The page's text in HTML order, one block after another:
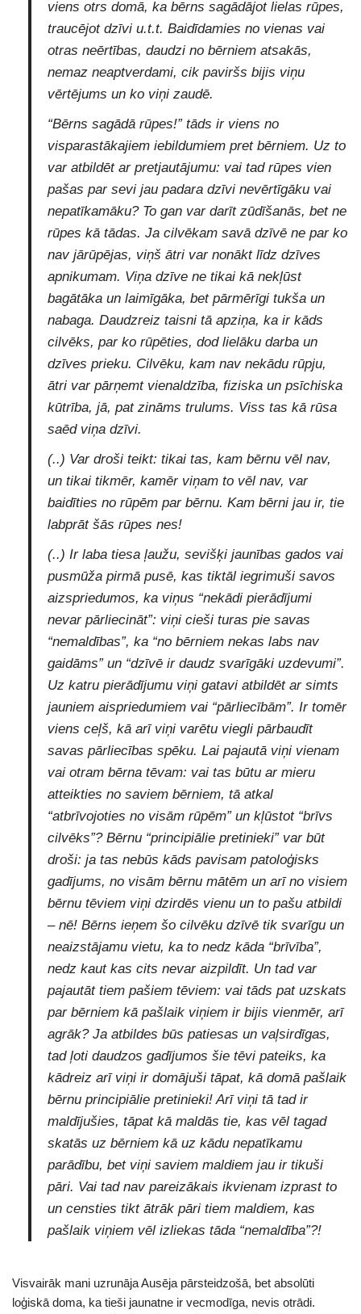
viens otrs domā, ka bērns sagādājot lielas rūpes,
traucējot dzīvi u.t.t. Baidīdamies no vienas vai
otras neērtības, daudzi no bērniem atsakās,
nemaz neaptverdami, cik paviršs bijis viņu
vērtējums un ko viņi zaudē.
“Bērns sagādā rūpes!” tāds ir viens no
visparastākajiem iebildumiem pret bērniem. Uz to
var atbildēt ar pretjautājumu: vai tad rūpes vien
pašas par sevi jau padara dzīvi nevērtīgāku vai
nepatīkamāku? To gan var darīt zūdīšanās, bet ne
rūpes kā tādas. Ja cilvēkam savā dzīvē ne par ko
nav jārūpējas, viņš ātri var nonākt līdz dzīves
apnikumam. Viņa dzīve ne tikai kā nekļūst
bagātāka un laimīgāka, bet pārmērīgi tukša un
nabaga. Daudzreiz taisni tā apziņa, ka ir kāds
cilvēks, par ko rūpēties, dod lielāku darba un
dzīves prieku. Cilvēku, kam nav nekādu rūpju,
ātri var pārņemt vienaldzība, fiziska un psīchiska
kūtrība, jā, pat zināms trulums. Viss tas kā rūsa
saēd viņa dzīvi.
(..) Var droši teikt: tikai tas, kam bērnu vēl nav,
un tikai tikmēr, kamēr viņam to vēl nav, var
baidīties no rūpēm par bērnu. Kam bērni jau ir, tie
labprāt šās rūpes nes!
(..) Ir laba tiesa ļaužu, sevišķi jaunības gados vai
pusmūža pirmā pusē, kas tiktāl iegrimuši savos
aizspriedumos, ka viņus “nekādi pierādījumi
nevar pārliecināt”: viņi cieši turas pie savas
“nemaldības”, ka “no bērniem nekas labs nav
gaidāms” un “dzīvē ir daudz svarīgāki uzdevumi”.
Uz katru pierādījumu viņi gatavi atbildēt ar simts
jauniem aispriedumiem vai “pārliecībām”. Ir tomēr
viens ceļš, kā arī viņi varētu viegli pārbaudīt
savas pārliecības spēku. Lai pajautā viņi vienam
vai otram bērna tēvam: vai tas būtu ar mieru
atteikties no saviem bērniem, tā atkal
“atbrīvojoties no visām rūpēm” un kļūstot “brīvs
cilvēks”? Bērnu “principiālie pretinieki” var būt
droši: ja tas nebūs kāds pavisam patoloģisks
gadījums, no visām bērnu mātēm un arī no visiem
bērnu tēviem viņi dzirdēs vienu un to pašu atbildi
– nē! Bērns ieņem šo cilvēku dzīvē tik svarīgu un
neaizstājamu vietu, ka to nedz kāda “brīvība”,
nedz kaut kas cits nevar aizpildīt. Un tad var
pajautāt tiem pašiem tēviem: vai tāds pat uzskats
par bērniem kā pašlaik viņiem ir bijis vienmēr, arī
agrāk? Ja atbildes būs patiesas un vaļsirdīgas,
tad ļoti daudzos gadījumos šie tēvi pateiks, ka
kādreiz arī viņi ir domājuši tāpat, kā domā pašlaik
bērnu principiālie pretinieki! Arī viņi tā tad ir
maldījušies, tāpat kā maldās tie, kas vēl tagad
skatās uz bērniem kā uz kādu nepatīkamu
parādību, bet viņi saviem maldiem jau ir tikuši
pāri. Vai tad nav pareizākais ikvienam izprast to
un censties tikt ātrāk pāri tiem maldiem, kas
pašlaik viņiem vēl izliekas tāda “nemaldība”?!
Visvairāk mani uzrunāja Ausēja pārsteidzošā, bet absolūti
loģiskā doma, ka tieši jaunatne ir vecmodīga, nevis otrādi.